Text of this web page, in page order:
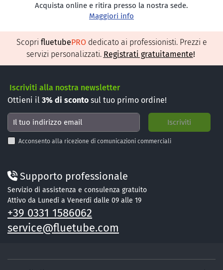
Acquista online e ritira presso la nostra sede.
Maggiori info
Scopri fluetubePRO dedicato ai professionisti. Prezzi e
servizi personalizzati. Registrati gratuitamente!
Iscriviti alla nostra newsletter
Ottieni il 3% di sconto sul tuo primo ordine!
Acconsento alla ricezione di comunicazioni commerciali
Supporto professionale
Servizio di assistenza e consulenza gratuito
Attivo da Lunedì a Venerdì dalle 09 alle 19
+39 0331 1586062
service@fluetube.com